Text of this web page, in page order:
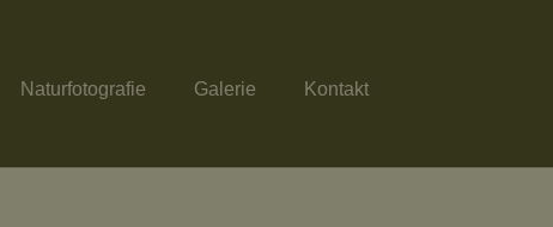
Naturfotografie Galerie Kontakt